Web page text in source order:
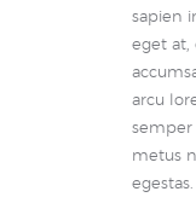
sapien
eget at,
arcu
semper
metus